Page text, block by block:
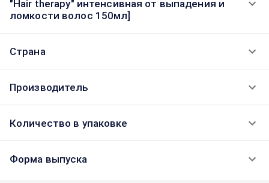
"Hair therapy" интенсивная от выпадения и
ломкости волос 150мл]
Страна
Производитель
Количество в упаковке
Форма выпуска